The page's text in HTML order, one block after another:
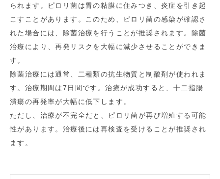
られます。ピロリ菌は胃の粘膜に住みつき、炎症を引き起
こすことがあります。このため、ピロリ菌の感染が確認さ
れた場合には、除菌治療を行うことが推奨されます。除菌
治療により、再発リスクを大幅に減少させることができま
す。
除菌治療には通常、二種類の抗生物質と制酸剤が使われま
す。治療期間は7日間です。治療が成功すると、十二指腸
潰瘍の再発率が大幅に低下します。
ただし、治療が不完全だと、ピロリ菌が再び増殖する可能
性があります。治療後には再検査を受けることが推奨され
ます。